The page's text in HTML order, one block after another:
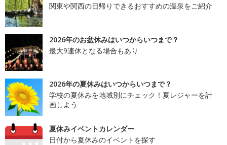
関東や関西の日帰りできるおすすめの温泉をご紹介
2026年のお盆休みはいつからいつまで？
最大9連休となる場合もあり
2026年の夏休みはいつからいつまで？
学校の夏休みを地域別にチェック！夏レジャーを計
画しよう
夏休みイベントカレンダー
日付から夏休みのイベントを探す